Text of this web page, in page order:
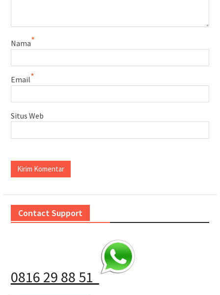
Nama*
Email*
Situs Web
Contact Support
0816 29 88 51